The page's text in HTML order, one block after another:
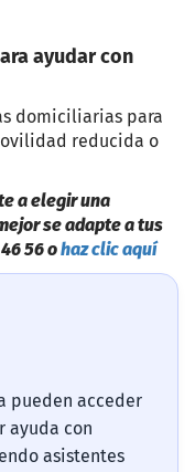
ayudar con
domiciliarias para
reducida o
a elegir una
se adapte a tus
56 ohaz clic aquí
pueden acceder
ayuda con
asistentes